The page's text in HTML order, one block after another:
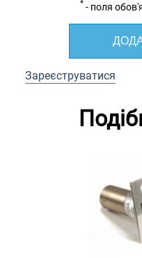
* - поля
Зареєструватися